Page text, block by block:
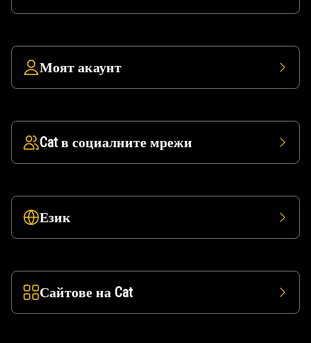
Моят акаунт
Cat в социалните мрежи
Език
Сайтове на Cat